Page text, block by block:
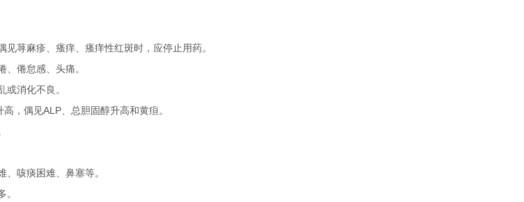
见荨麻疹、瘙痒、瘙痒性红斑时，应停止用药。
、倦怠感、头痛。
或消化不良。
高，偶见ALP 、总胆固醇升高和黄疸。
、咳痰困难、鼻塞等。
。